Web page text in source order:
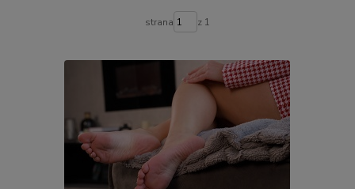
strana z 1